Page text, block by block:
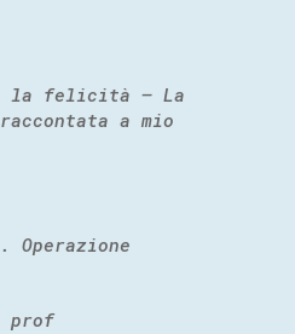
la felicità – La
raccontata a mio
Operazione
prof